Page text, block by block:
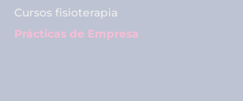
Cursos fisioterapia
Prácticas de Empresa